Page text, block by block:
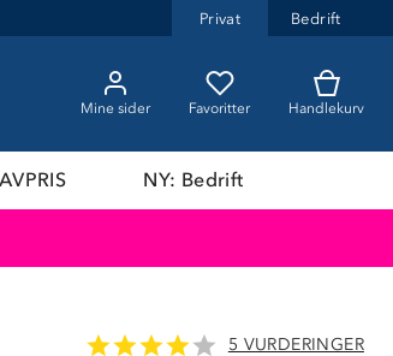
Privat Bedrift
Mine sider Favoritter Handlekurv
NY: Bedrift
5 VURDERINGER